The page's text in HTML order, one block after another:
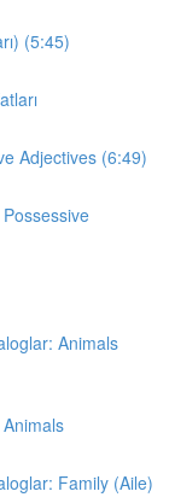
(5:45)
Adjectives (6:49)
Possessive
Animals
Animals
Family (Aile)